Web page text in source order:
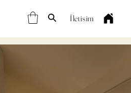
İletişim